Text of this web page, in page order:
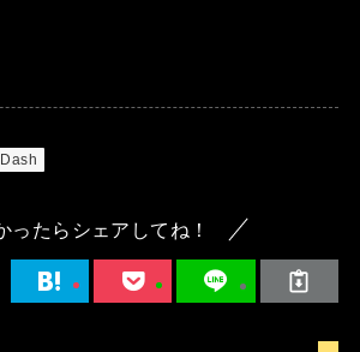
ったらシェアしてね！